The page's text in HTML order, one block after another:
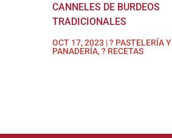
CANNELES DE BURDEOS
TRADICIONALES
OCT 17, 2023 |? PASTELERÍA Y
PANADERÍA,? RECETAS